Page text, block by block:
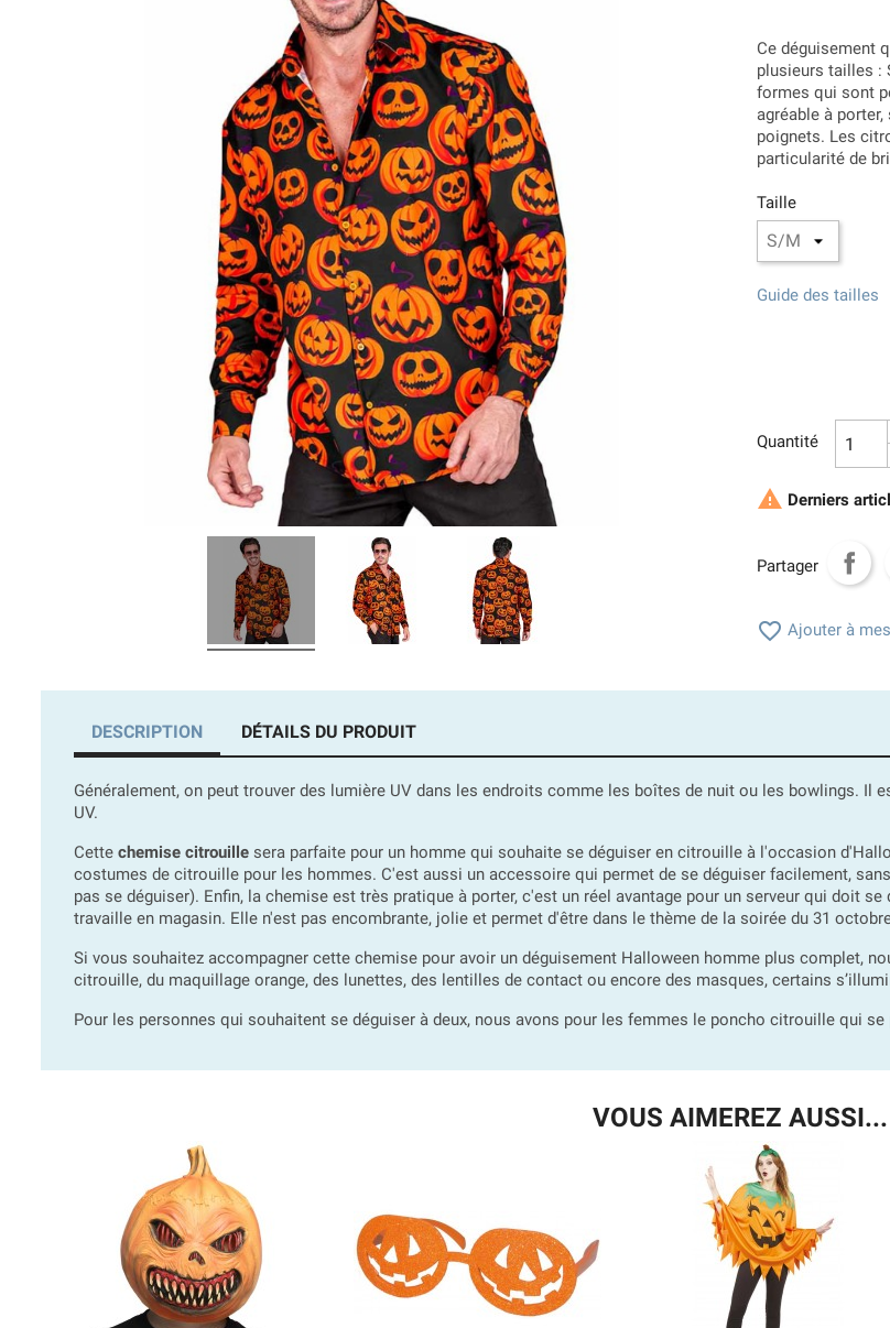
Ce déguisement
plusieurs tailles :
formes qui sont
agréable à
poignets. Les
particularité de
Taille
Guide des tailles
Quantité
 Derniers
Partager
 Ajouter à
DESCRIPTION DÉTAILS DU PRODUIT
Généralement, on peut trouver des lumière UV dans les endroits comme les boîtes de nuit ou les bowlings.
UV.
Cette chemise citrouille sera parfaite pour un homme qui souhaite se déguiser en citrouille à l'occasion
costumes de citrouille pour les hommes. C'est aussi un accessoire qui permet de se déguiser facilement,
pas se déguiser). Enfin, la chemise est très pratique à porter, c'est un réel avantage pour un serveur qui doit se
travaille en magasin. Elle n'est pas encombrante, jolie et permet d'être dans le thème de la soirée du 31
Si vous souhaitez accompagner cette chemise pour avoir un déguisement Halloween homme plus complet,
citrouille, du maquillage orange, des lunettes, des lentilles de contact ou encore des masques, certains
Pour les personnes qui souhaitent se déguiser à deux, nous avons pour les femmes le poncho citrouille qui
VOUS AIMEREZ AUSSI...